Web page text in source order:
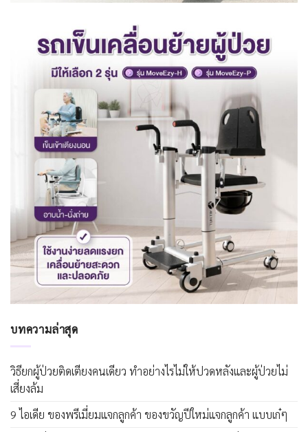
บทความล่าสุด
วิธียกผู้ป่วยติดเตียงคนเดียว ทำอย่างไรไม่ให้ปวดหลังและผู้ป่วยไม่
เสี่ยงล้ม
9 ไอเดีย ของพรีเมี่ยมแจกลูกค้า ของขวัญปีใหม่แจกลูกค้า แบบเก๋ๆ